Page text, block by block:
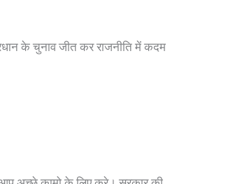
के चुनाव जीत कर राजनीति में कदम